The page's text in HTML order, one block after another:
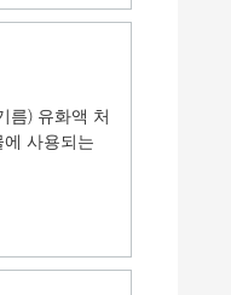
름) 유화액 처
사용되는